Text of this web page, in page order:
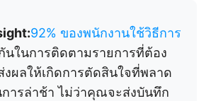
92% ของพนักงานใช้วิธีการ
นในการติดตามรายการที่ต้อง
งผลให้เกิดการตัดสินใจที่พลาด
การล่าช้า ไม่ว่าคุณจะส่งบันทึก